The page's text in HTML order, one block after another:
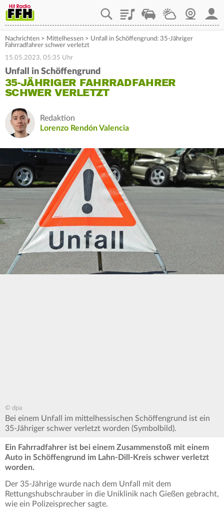
PlaylistStaupilotWetterWebcam
Nachrichten > Mittelhessen > Unfall in Schöffengrund: 35-Jähriger
Fahrradfahrer schwer verletzt
15.05.2023, 05:35 Uhr
Unfall in Schöffengrund
35-JÄHRIGER FAHRRADFAHRER
SCHWER VERLETZT
Redaktion
Lorenzo Rendón Valencia
© dpa
Bei einem Unfall im mittelhessischen Schöffengrund ist ein
35-Jähriger schwer verletzt worden (Symbolbild).
Ein Fahrradfahrer ist bei einem Zusammenstoß mit einem
Auto in Schöffengrund im Lahn-Dill-Kreis schwer verletzt
worden.
Der 35-Jährige wurde nach dem Unfall mit dem
Rettungshubschrauber in die Uniklinik nach Gießen gebracht,
wie ein Polizeisprecher sagte.